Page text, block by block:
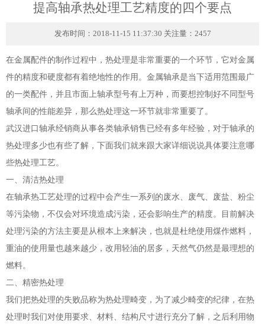
提高轴承热处理工艺精度的四个要点
发布时间：2018-11-15 11:37:30 关注量：2457
在金属配件的制作过程中，热处理是非常重要的一个环节，它对金属
件的精度和硬度都有着绝地性的作用。金属轴承是当下适用范围最广
的一类配件，并且市面上轴承型号有上万种，而要想控制好不同型号
轴承间的性能差异，那么热处理这一环节就非常重要了。
武汉进口轴承经销商从事各类轴承销售已经有多年经验，对于轴承的
热处理多少也有些了解，下面我们就来跟大家详细说说具体要注意哪
些热处理工艺。
一、清洁热处理
在轴承热工艺处理的过程中会产生一系列的废水、废气、废盐、粉尘
等污染物，不仅会对环境造成污染，还会影响生产的精度。目前解决
处理污染的方法主要是从根本上来解决，也就是杜绝使用煤作燃料，
重油的使用量也越来越少，改用轻油的居多，天然气仍然是最理想的
燃料。
二、精密热处理
我们把热处理的失败品称为热处理畸变，为了减少畸变的纪律，在热
处理时我们对使用要求、材料、结构尺寸进行充分了解，之后利用物